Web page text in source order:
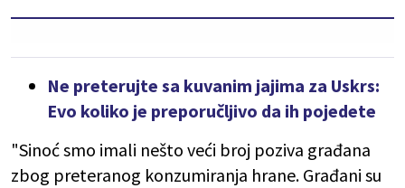
Ne preterujte sa kuvanim jajima za Uskrs:
Evo koliko je preporučljivo da ih pojedete
"Sinoć smo imali nešto veći broj poziva građana
zbog preteranog konzumiranja hrane. Građani su